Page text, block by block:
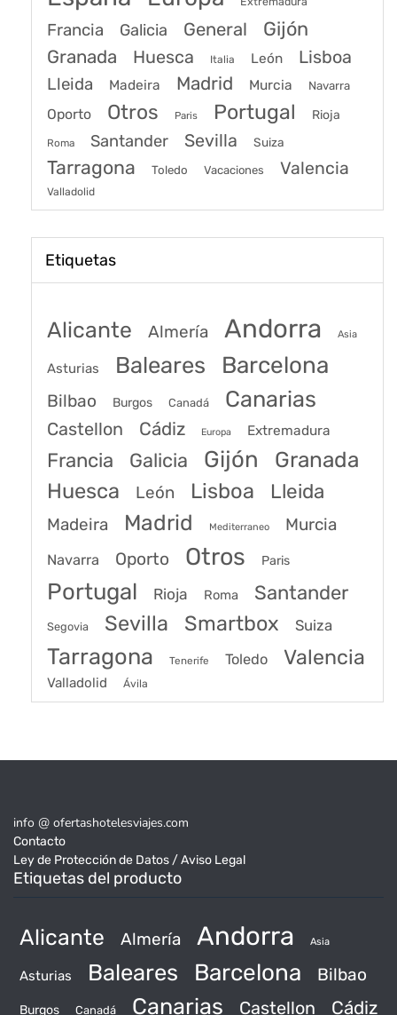
Francia Galicia General Gijón
Granada Huesca Italia León Lisboa
Lleida Madeira Madrid Murcia Navarra
Oporto Otros Paris Portugal Rioja
Roma Santander Sevilla Suiza
Tarragona Toledo Vacaciones Valencia
Valladolid
Etiquetas
Alicante Almería Andorra Asia
Asturias Baleares Barcelona
Bilbao Burgos Canadá Canarias
Castellon Cádiz Europa Extremadura
Francia Galicia Gijón Granada
Huesca León Lisboa Lleida
Madeira Madrid Mediterraneo Murcia
Navarra Oporto Otros Paris
Portugal Rioja Roma Santander
Segovia Sevilla Smartbox Suiza
Tarragona Tenerife Toledo Valencia
Valladolid Ávila
info @ ofertashotelesviajes.com
Contacto
Ley de Protección de Datos / Aviso Legal
Etiquetas del producto
Alicante Almería Andorra Asia
Asturias Baleares Barcelona Bilbao
Burgos Canadá Canarias Castellon Cádiz